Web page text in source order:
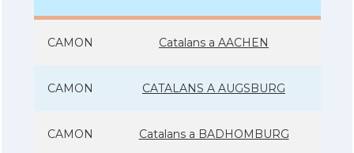
CAMON Catalans a AACHEN
CAMON CATALANS A AUGSBURG
CAMON Catalans a BADHOMBURG